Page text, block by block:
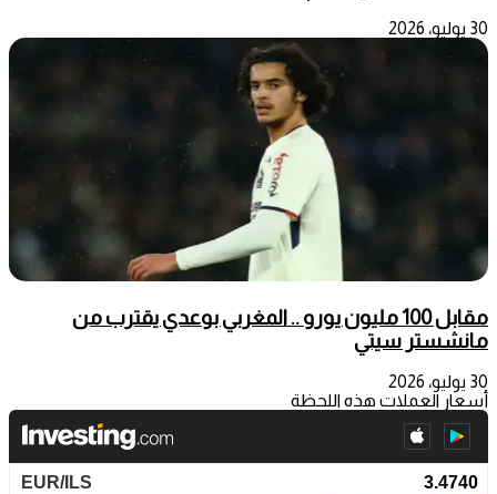
30 يوليو، 2026
مقابل 100 مليون يورو .. المغربي بوعدي يقترب من
مانشستر سيتي
30 يوليو، 2026
أسعار العملات هذه اللحظة